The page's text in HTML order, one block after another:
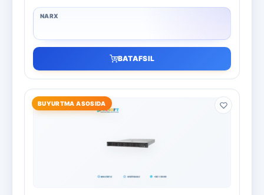
BATAFSIL
BUYURTMA ASOSIDA